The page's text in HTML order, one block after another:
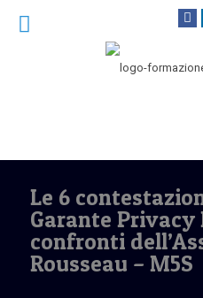
Le 6
Garante
confronti
Rousseau – M5S